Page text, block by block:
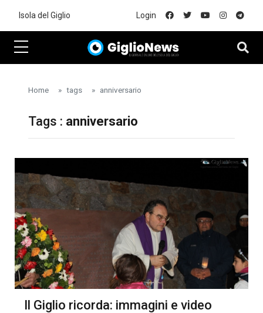
Isola del Giglio Login
Home tags anniversario
Tags : anniversario
Il Giglio ricorda: immagini e video